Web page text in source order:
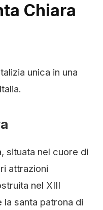
Chiara
unica in una
situata nel cuore di
attrazioni
nel XIII
santa patrona di